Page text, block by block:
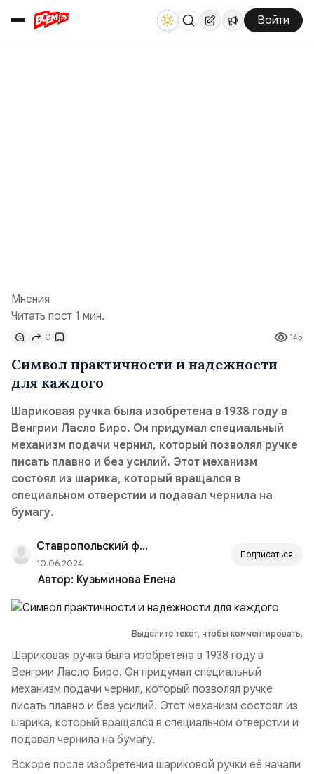
Войти
Мнения
Читать пост 1 мин.
145
0
Символ практичности и надежности
для каждого
Шариковая ручка была изобретена в 1938 году в
Венгрии Ласло Биро. Он придумал специальный
механизм подачи чернил, который позволял ручке
писать плавно и без усилий. Этот механизм
состоял из шарика, который вращался в
специальном отверстии и подавал чернила на
бумагу.
Ставропольский филиал РАНХиГС
10.06.2024
Подписаться
Автор: Кузьминова Елена
Выделите текст, чтобы комментировать.
Шариковая ручка была изобретена в 1938 году в
Венгрии Ласло Биро. Он придумал специальный
механизм подачи чернил, который позволял ручке
писать плавно и без усилий. Этот механизм состоял из
шарика, который вращался в специальном отверстии и
подавал чернила на бумагу.
Вскоре после изобретения шариковой ручки её начали